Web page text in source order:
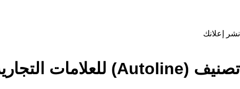
نشر إعلانك
تصنيف (Autoline) للعلامات التجارية